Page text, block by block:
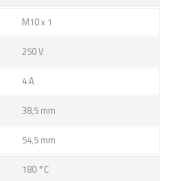
M10 x 1
250 V
4 A
38,5 mm
54,5 mm
180 °C